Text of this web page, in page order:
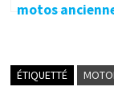
motos
ÉTIQUETTÉ